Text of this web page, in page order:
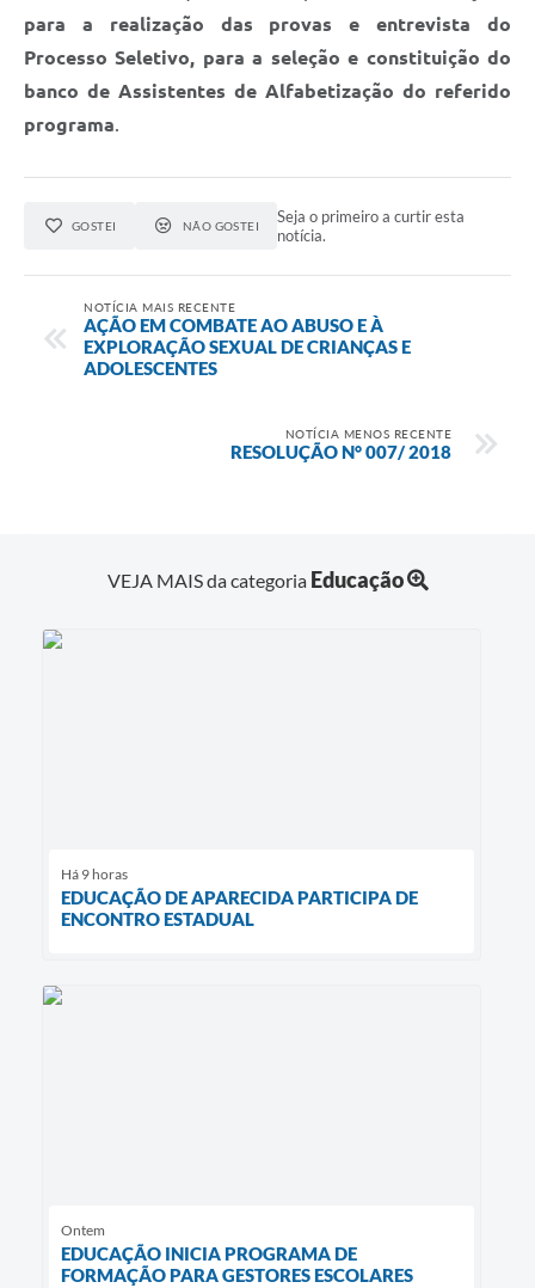
Contas Públicas
Editais
Telefones Úteis
Jornal
Agenda
para a realização das provas e entrevista do
Processo Seletivo, para a seleção e constituição do
banco de Assistentes de Alfabetização do referido
programa.
GOSTEI NÃO GOSTEI
Seja o primeiro a curtir esta
notícia.
NOTÍCIA MAIS RECENTE
AÇÃO EM COMBATE AO ABUSO E À
EXPLORAÇÃO SEXUAL DE CRIANÇAS E
ADOLESCENTES
NOTÍCIA MENOS RECENTE
RESOLUÇÃO N° 007/ 2018
VEJA MAIS da categoria Educação
Há 9 horas
EDUCAÇÃO DE APARECIDA PARTICIPA DE
ENCONTRO ESTADUAL
Ontem
EDUCAÇÃO INICIA PROGRAMA DE
FORMAÇÃO PARA GESTORES ESCOLARES